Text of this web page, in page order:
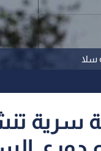
سلا
سرية